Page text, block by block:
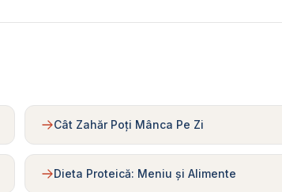
Cât Zahăr Poți Mânca Pe Zi
Dieta Proteică: Meniu și Alimente